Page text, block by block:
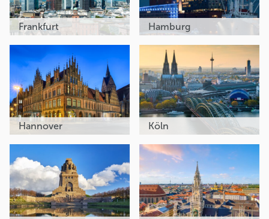
Frankfurt Hamburg
Hannover Köln